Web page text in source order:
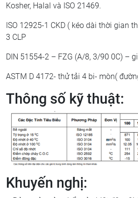
Kosher, Halal và ISO 21469.
ISO 12925-1 CKD ( kéo dài thời gian
3 CLP
DIN 51554-2 – FZG (A/8, 3/90 0C) –
ASTM D 4172- thử tải 4 bi- mòn(
Thông số kỹ thuật:
Khuyến nghị: